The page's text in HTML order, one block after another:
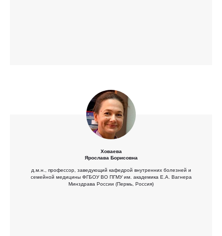
Ховаева
Ярослава Борисовна
д.м.н., профессор, заведующий кафедрой внутренних болезней и
семейной медицины ФГБОУ ВО ПГМУ им. академика Е.А. Вагнера
Минздрава России (Пермь, Россия)